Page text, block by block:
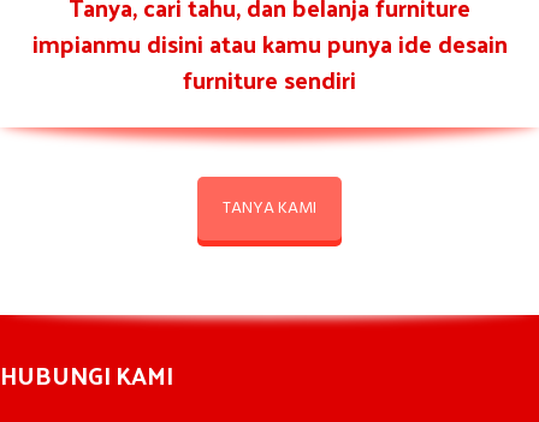
impianmu disini atau kamu punya ide desain
furniture sendiri
TANYA KAMI
HUBUNGI KAMI